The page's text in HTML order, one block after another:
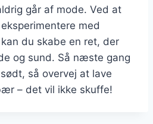
går af mode. Ved at
med
du skabe en ret, der
og sund. Så næste gang
så overvej at lave
– det vil ikke skuffe!